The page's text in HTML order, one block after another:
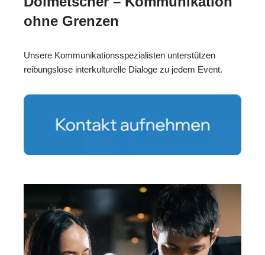
ohne Grenzen
Unsere Kommunikationsspezialisten unterstützen
reibungslose interkulturelle Dialoge zu jedem Event.